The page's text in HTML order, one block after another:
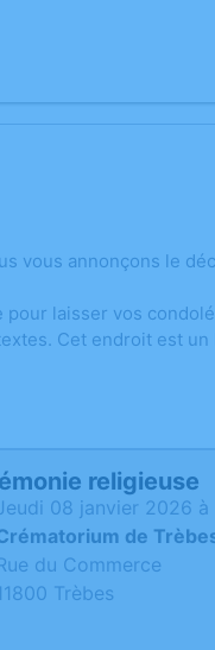
vous annonçons le
laisser vos
Cet endroit est
religieuse
jeudi 08 janvier 2026 à
de
du Commerce
Trèbes